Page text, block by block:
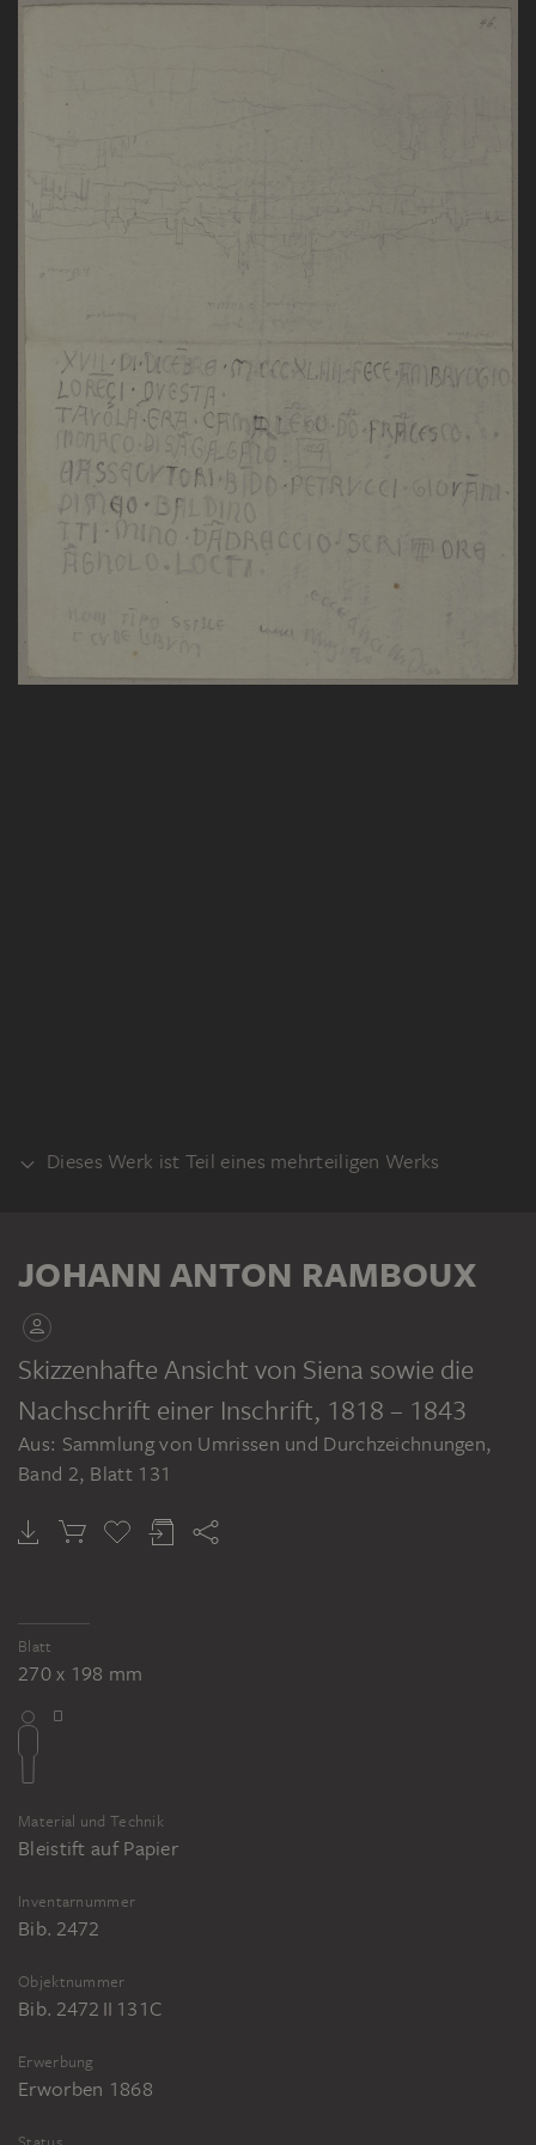
Dieses Werk ist Teil eines mehrteiligen Werks
JOHANN ANTON RAMBOUX
Sammlung von Umrissen und Durchzeichnungen, Band 2
JOHANN ANTON RAMBOUX
Skizzenhafte Ansicht von Siena sowie die
Nachschrift einer Inschrift, 1818 – 1843
Aus: Sammlung von Umrissen und Durchzeichnungen,
Band 2, Blatt 131
Blatt
270 x 198 mm
Material und Technik
Bleistift auf Papier
Inventarnummer
Bib. 2472
Objektnummer
Bib. 2472 II 131C
Erwerbung
Erworben 1868